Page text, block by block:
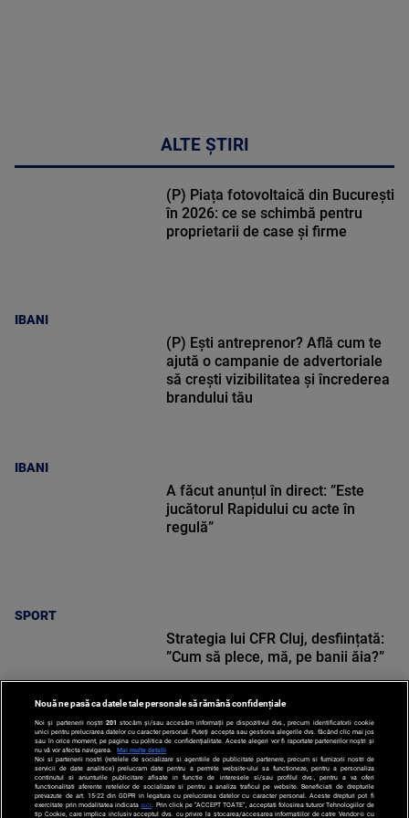
ALTE ȘTIRI
IBANI
(P) Piața fotovoltaică din București
în 2026: ce se schimbă pentru
proprietarii de case și firme
IBANI
(P) Ești antreprenor? Află cum te
ajută o campanie de advertoriale
să crești vizibilitatea și încrederea
brandului tău
SPORT
A făcut anunțul în direct: ”Este
jucătorul Rapidului cu acte în
regulă”
SPORT
Strategia lui CFR Cluj, desființată:
”Cum să plece, mă, pe banii ăia?”
Nouă ne pasă ca datele tale personale să rămână confidențiale
Noi și partenerii noștri 201 stocăm și/sau accesăm informații pe dispozitivul dvs., precum identificatorii cookie
unici pentru prelucrarea datelor cu caracter personal. Puteți accepta sau gestiona alegerile dvs. făcând clic mai jos
sau în orice moment, pe pagina cu politica de confidențialitate. Aceste alegeri vor fi raportate partenerilor noștri și
nu vă vor afecta navigarea.
Mai multe detalii
Noi si partenerii nostri (retelele de socializare si agentiile de publicitate partenere, precum si furnizorii nostri de
servicii de date analitice) prelucram date pentru a permite website-ului sa functioneze, pentru a personaliza
continutul si anunturile publicitare afisate in functie de interesele si/sau profilul dvs., pentru a va oferi
functionalitati aferente retelelor de socializare si pentru a analiza traficul pe website. Beneficiati de drepturile
prevazute de art. 15-22 din GDPR in legatura cu prelucrarea datelor cu caracter personal. Aceste drepturi pot fi
exercitate prin modalitatea indicataaici . Prin click pe “ACCEPT TOATE”, acceptati folosirea tuturor Tehnologiilor de
tip Cookie, care implica inclusiv acceptul dvs. cu privire la stocarea/accesarea informatiilor de catre Vendor-ii cu